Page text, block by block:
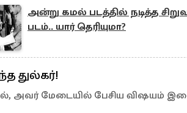
அன்று கமல் படத்தில் நடித்த
படம்.. யார் தெரியுமா?
துல்கர்!
அவர் மேடையில் பேசிய விஷயம்